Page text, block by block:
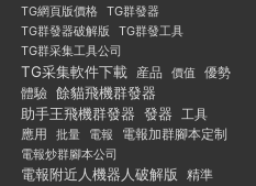
TG網頁版價格
TG群發器
TG群發器破解版
TG群發工具
TG群采集工具公司
TG采集軟件下載 産品 價值 優勢
體驗 餘貓飛機群發器
助手王飛機群發器 發器 工具
應用
批量 電報 電報加群腳本定制
電報炒群腳本公司
電報附近人機器人破解版 精準